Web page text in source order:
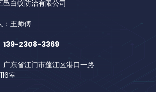
邑白蚁防治有限公司
：王师傅
139-2308-3369
广东省江门市蓬江区港口一路
室